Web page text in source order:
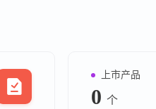
上市产品
0 个